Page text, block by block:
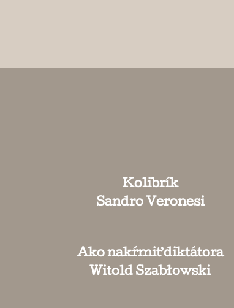
Kolibrík
Sandro Veronesi
Ako nakŕmiť diktátora
Witold Szabłowski